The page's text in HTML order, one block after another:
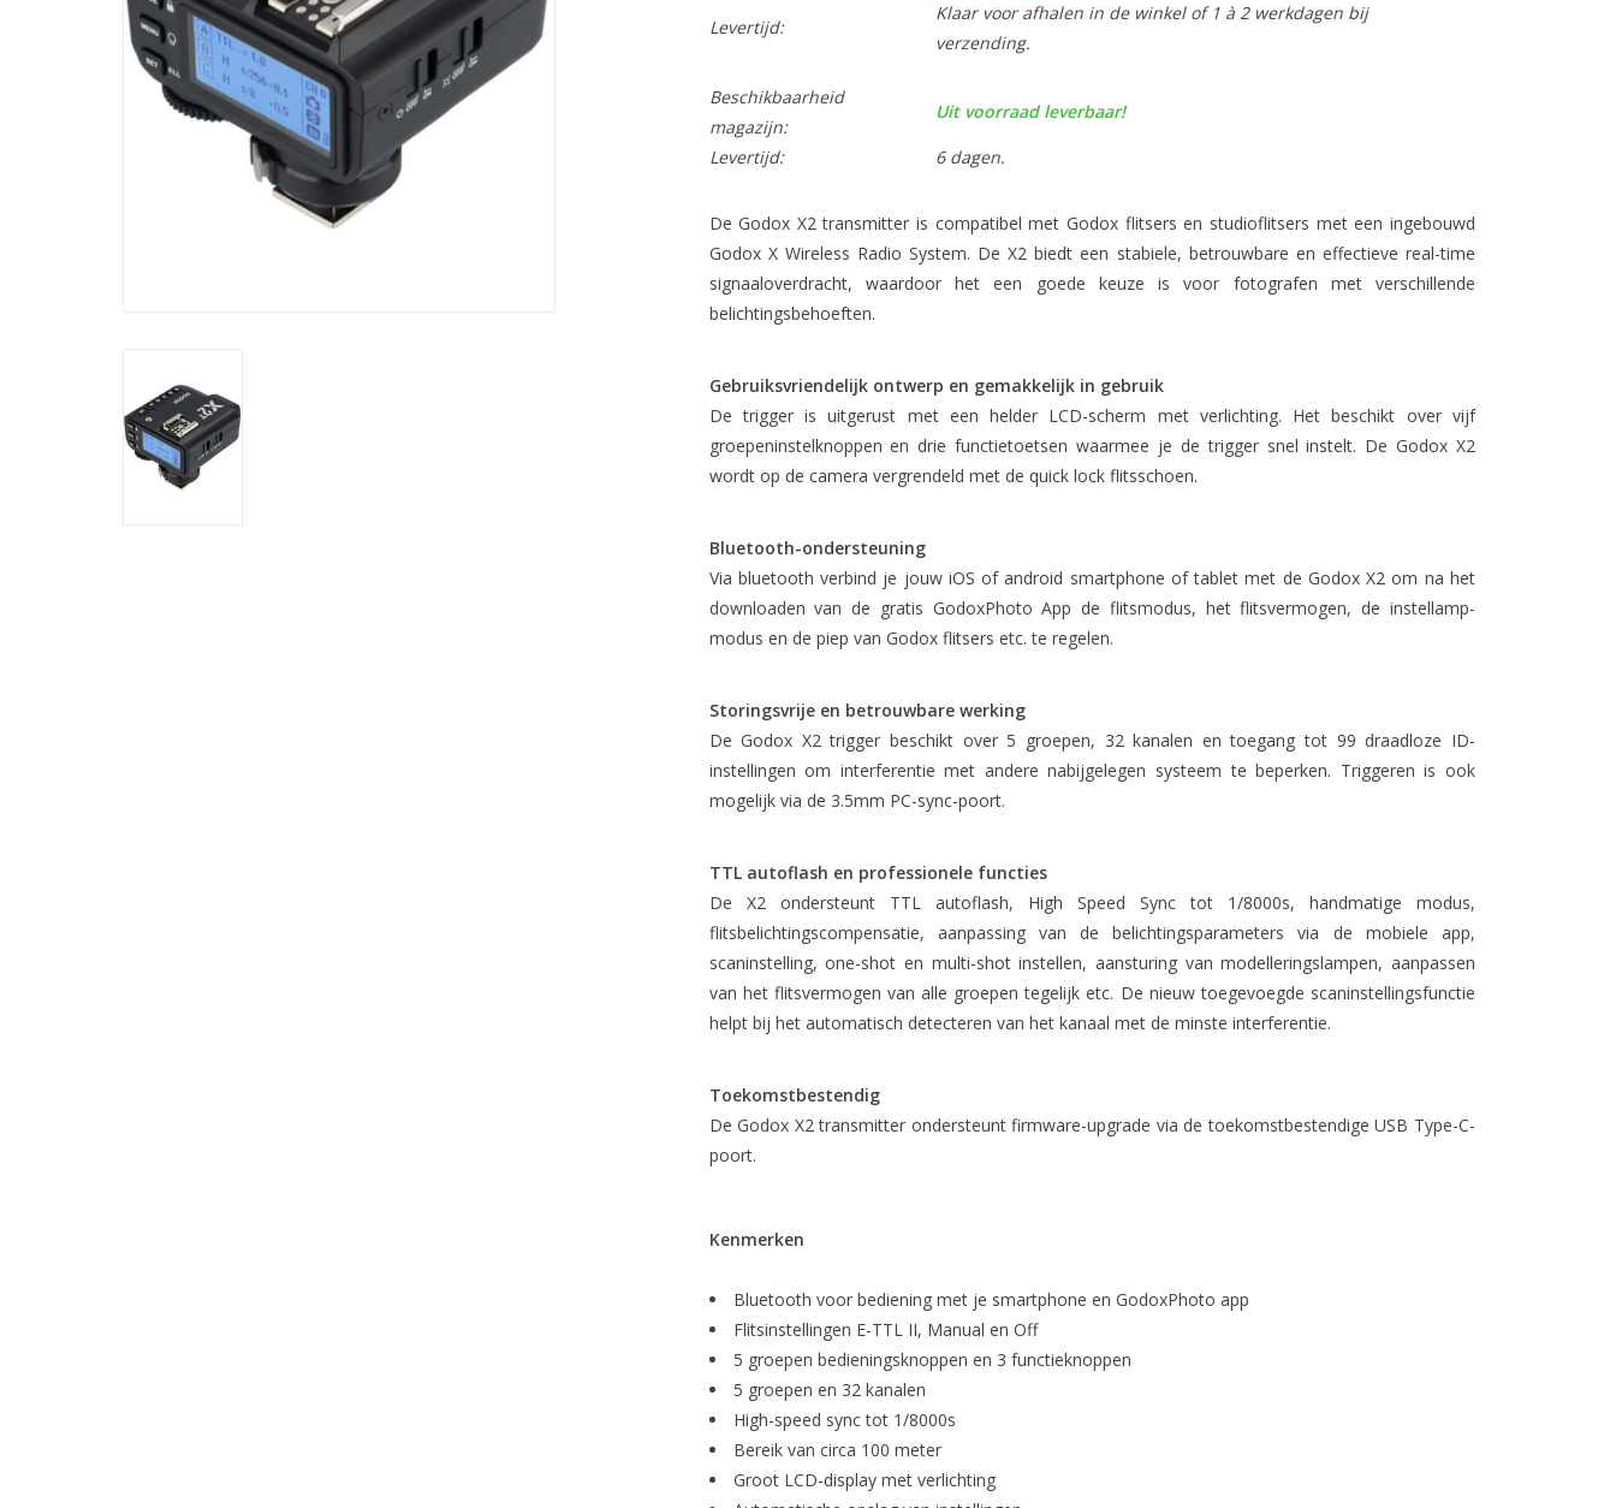
Levertijd:
Klaar voor afhalen in de winkel of 1 à 2 werkdagen bij
verzending.
Beschikbaarheid
magazijn:
Uit voorraad leverbaar!
Levertijd:
6 dagen.
De Godox X2 transmitter is compatibel met Godox flitsers en studioflitsers met een ingebouwd
Godox X Wireless Radio System. De X2 biedt een stabiele, betrouwbare en effectieve real-time
signaaloverdracht, waardoor het een goede keuze is voor fotografen met verschillende
belichtingsbehoeften.
Gebruiksvriendelijk ontwerp en gemakkelijk in gebruik
De trigger is uitgerust met een helder LCD-scherm met verlichting. Het beschikt over vijf
groepeninstelknoppen en drie functietoetsen waarmee je de trigger snel instelt. De Godox X2
wordt op de camera vergrendeld met de quick lock flitsschoen.
Bluetooth-ondersteuning
Via bluetooth verbind je jouw iOS of android smartphone of tablet met de Godox X2 om na het
downloaden van de gratis GodoxPhoto App de flitsmodus, het flitsvermogen, de instellamp-
modus en de piep van Godox flitsers etc. te regelen.
Storingsvrije en betrouwbare werking
De Godox X2 trigger beschikt over 5 groepen, 32 kanalen en toegang tot 99 draadloze ID-
instellingen om interferentie met andere nabijgelegen systeem te beperken. Triggeren is ook
mogelijk via de 3.5mm PC-sync-poort.
TTL autoflash en professionele functies
De X2 ondersteunt TTL autoflash, High Speed Sync tot 1/8000s, handmatige modus,
flitsbelichtingscompensatie, aanpassing van de belichtingsparameters via de mobiele app,
scaninstelling, one-shot en multi-shot instellen, aansturing van modelleringslampen, aanpassen
van het flitsvermogen van alle groepen tegelijk etc. De nieuw toegevoegde scaninstellingsfunctie
helpt bij het automatisch detecteren van het kanaal met de minste interferentie.
Toekomstbestendig
De Godox X2 transmitter ondersteunt firmware-upgrade via de toekomstbestendige USB Type-C-
poort.
Kenmerken
Bluetooth voor bediening met je smartphone en GodoxPhoto app
Flitsinstellingen E-TTL II, Manual en Off
5 groepen bedieningsknoppen en 3 functieknoppen
5 groepen en 32 kanalen
High-speed sync tot 1/8000s
Bereik van circa 100 meter
Groot LCD-display met verlichting